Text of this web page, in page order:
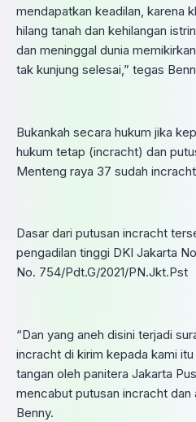
mendapatkan keadilan, karena
hilang tanah dan kehilangan
dan meninggal dunia
tak kunjung selesai,” tegas
Bukankah secara hukum jika
hukum tetap (incracht) dan
Menteng raya 37 sudah
Dasar dari putusan incracht
pengadilan tinggi DKI Jakarta
No. 754/Pdt.G/2021/PN.Jkt.Pst
“Dan yang aneh disini terjadi
incracht di kirim kepada kami
tangan oleh panitera Jakarta
mencabut putusan incracht dan
Benny.